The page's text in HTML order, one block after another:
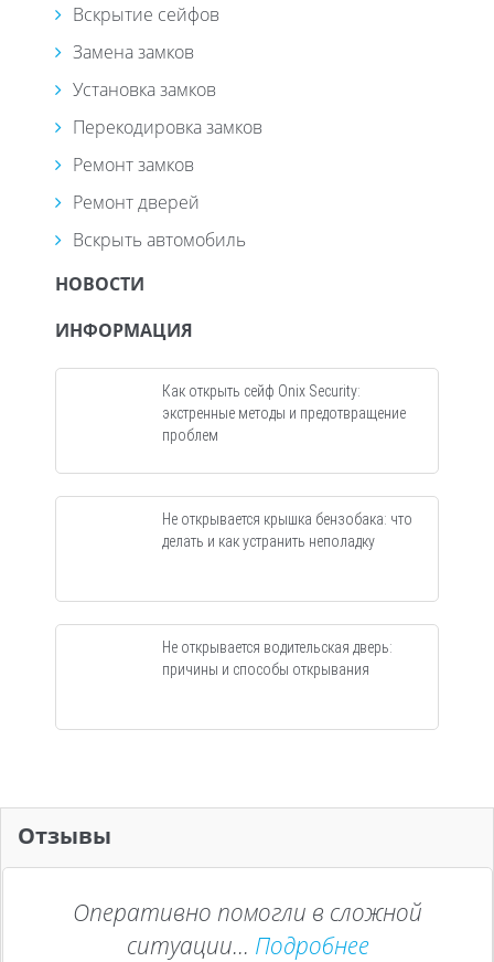
Вскрытие сейфов
Замена замков
Установка замков
Перекодировка замков
Ремонт замков
Ремонт дверей
Вскрыть автомобиль
НОВОСТИ
ИНФОРМАЦИЯ
Как открыть сейф Onix Security:
экстренные методы и предотвращение
проблем
Не открывается крышка бензобака: что
делать и как устранить неполадку
Не открывается водительская дверь:
причины и способы открывания
Отзывы
Оперативно помогли в сложной
ситуации... Подробнее